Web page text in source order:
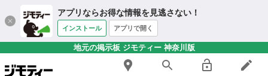
アプリならお得な情報を見逃さない！
インストール アプリで開く
地元の掲示板 ジモティー 神奈川版